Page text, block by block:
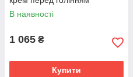
заспокійливий Proraso White
Crema Pre Barba 100 мл
В наявності
1 065 ₴
Купити